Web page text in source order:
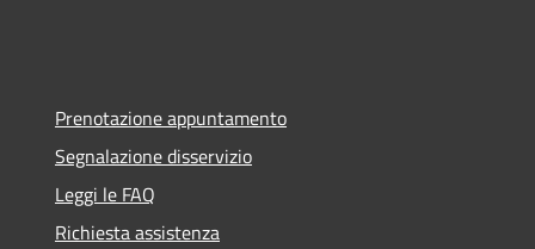
Prenotazione appuntamento
Segnalazione disservizio
Leggi le FAQ
Richiesta assistenza